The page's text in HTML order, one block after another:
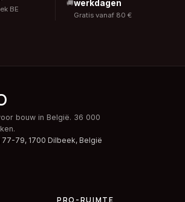
BE
🚚werkdagen
Gratis vanaf 80 €
bouw in België. 36 000
79, 1700 Dilbeek, België
PRO-RUIMTE